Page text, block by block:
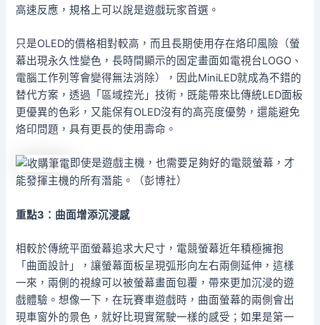
高速反應，規格上可以說是遊戲玩家首選。
只是OLED的價格相對較高，而且長期使用存在烙印風險（螢
幕出現永久性變色，長時間顯示的固定畫面如電視台LOGO、
電腦工作列等會變得無法消除），因此MiniLED就成為不錯的
替代方案，透過「區域控光」技術，既能帶來比傳統LED面板
更優異的色彩，又能保有OLED沒有的高亮度優勢，還能避免
烙印問題，具有更長的使用壽命。
即使是遊戲主機，也需要足夠好的電競螢幕，才
能發揮主機的所有潛能。（彭博社）
重點3 ：曲面增添沉浸感
相較於傳統平面螢幕追求大尺寸，電競螢幕近年積極擁抱
「曲面設計」，讓螢幕面板呈現弧形向左右兩側延伸，這樣
一來，兩側的視線可以被螢幕畫面包覆，帶來更加沉浸的遊
戲體驗。想像一下，在玩賽車遊戲時，曲面螢幕的兩側會出
現車窗外的景色，就好比現實駕駛一樣的感受；如果是第一